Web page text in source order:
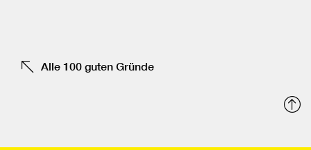
Alle 100 guten Gründe